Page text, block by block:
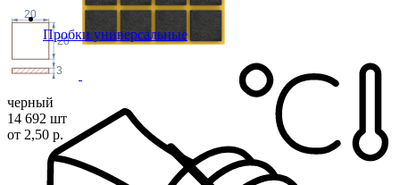
Пробки универсальные
3
20
20
черный
14 692 шт
от 2,50 р.